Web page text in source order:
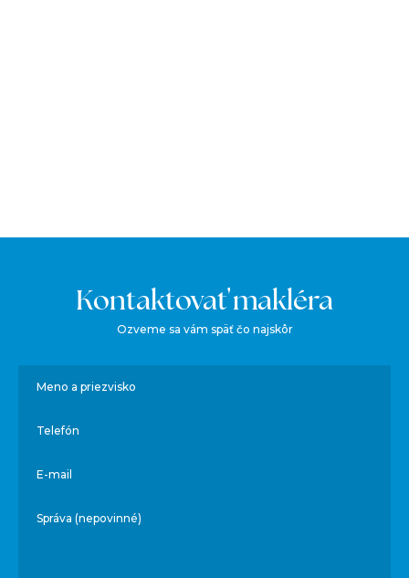
Kontaktovať makléra
Ozveme sa vám späť čo najskôr
Meno a priezvisko
Telefón
E-mail
Správa (nepovinné)